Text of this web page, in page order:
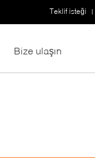
Teklif isteği |
Bize ulaşın